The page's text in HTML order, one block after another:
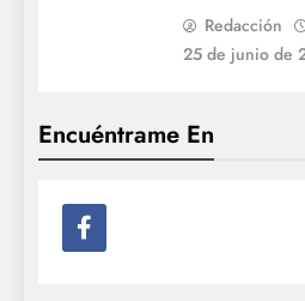
Encuéntrame En
Redacción
25 de junio de